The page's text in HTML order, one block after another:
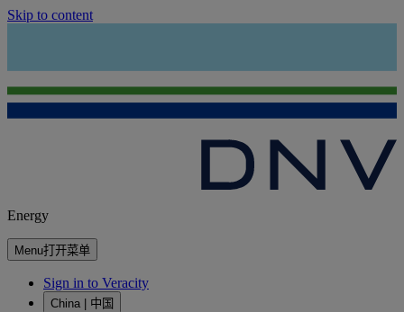
Skip to content
Energy
Menu打开菜单
Sign in to Veracity
China | 中国